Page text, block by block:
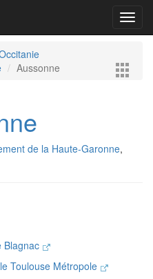
Aussonne
de la Haute-Garonne,
Blagnac
Toulouse Métropole